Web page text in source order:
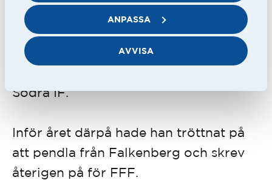
ANPASSA
AVVISA
vänsterback. Derbyt mot IS Halmia i
slutet på september, förlust med 0-1,
blev Nylanders sista match i HBK då
Södra IF.
Inför året därpå hade han tröttnat på
att pendla från Falkenberg och skrev
återigen på för FFF.